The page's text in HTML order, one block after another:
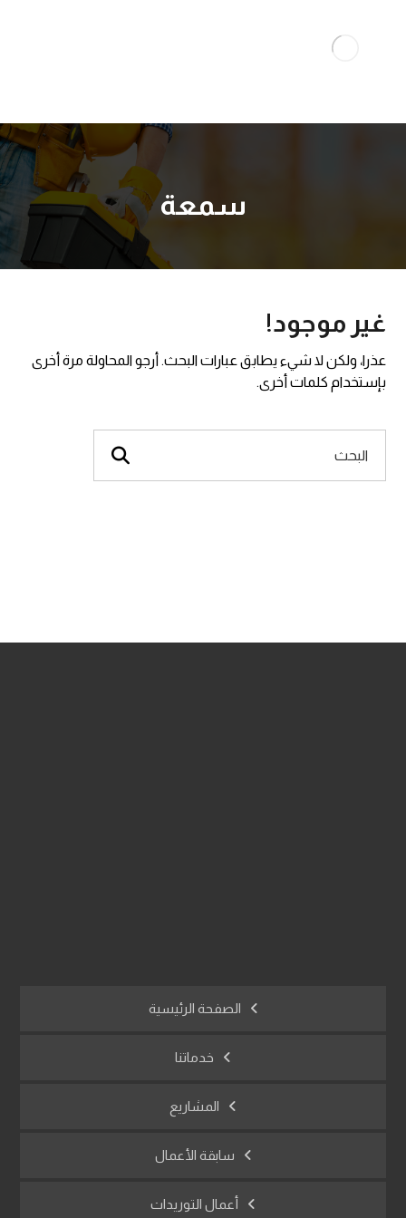
سمعة
غير موجود!
عذرا، ولكن لا شيء يطابق عبارات البحث. أرجو المحاولة مرة أخرى
بإستخدام كلمات أخرى.
الصفحة الرئيسية
خدماتنا
المشاريع
سابقة الأعمال
أعمال التوريدات